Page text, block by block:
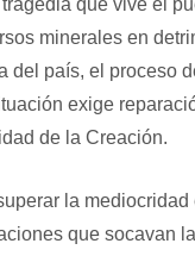
que vive el
minerales en
del país, el proceso
exige
de la Creación.
la
que socavan